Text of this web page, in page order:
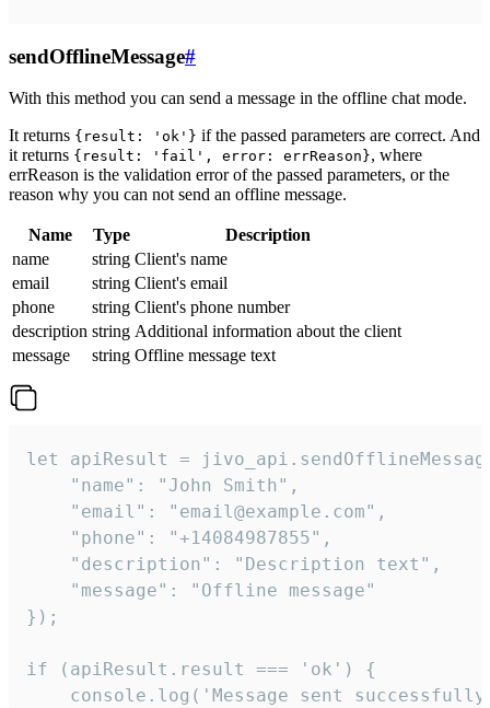
sendOfflineMessage#
With this method you can send a message in the offline chat mode.
It returns {result: 'ok'} if the passed parameters are correct. And
it returns {result: 'fail', error: errReason}, where
errReason is the validation error of the passed parameters, or the
reason why you can not send an offline message.
Name Type
Description
name
string Client's name
email
string Client's email
phone
string Client's phone number
description string Additional information about the client
message
string Offline message text
let apiResult =
    "name": "John Smith",
    "email": "email@example.com",
    "phone": "+14084987855",
    "description": "Description text",
    "message": "Offline message"
});
if (apiResult.result === 'ok') {
console.log('Message sent